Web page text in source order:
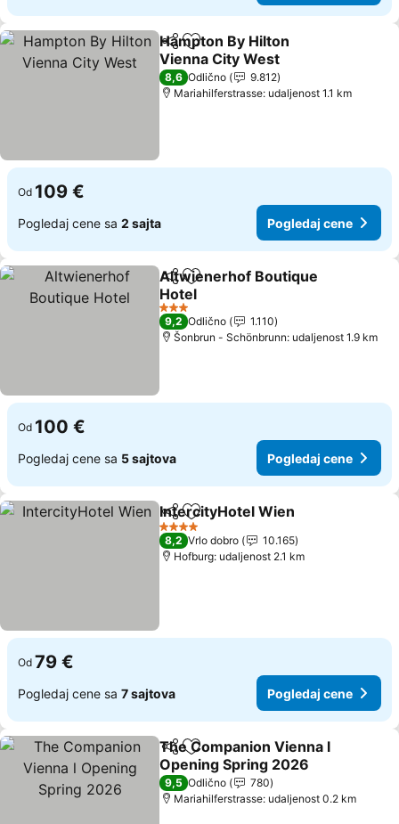
Deli Dodati u favorite
Hampton By Hilton
Vienna City West
8,6 Odlično
9.812
Mariahilferstrasse: udaljenost 1.1 km
Od 109 €
Pogledaj cene sa 2 sajta Pogledaj cene
Deli Dodati u favorite
Altwienerhof Boutique
Hotel
3 Zvezdice
9,2 Odlično
1.110
Šonbrun - Schönbrunn: udaljenost 1.9 km
Od 100 €
Pogledaj cene sa 5 sajtova Pogledaj cene
Deli Dodati u favorite
IntercityHotel Wien
4 Zvezdice
8,2 Vrlo dobro
10.165
Hofburg: udaljenost 2.1 km
Od 79 €
Pogledaj cene sa 7 sajtova Pogledaj cene
Deli Dodati u favorite
The Companion Vienna l
Opening Spring 2026
9,5 Odlično
780
Mariahilferstrasse: udaljenost 0.2 km